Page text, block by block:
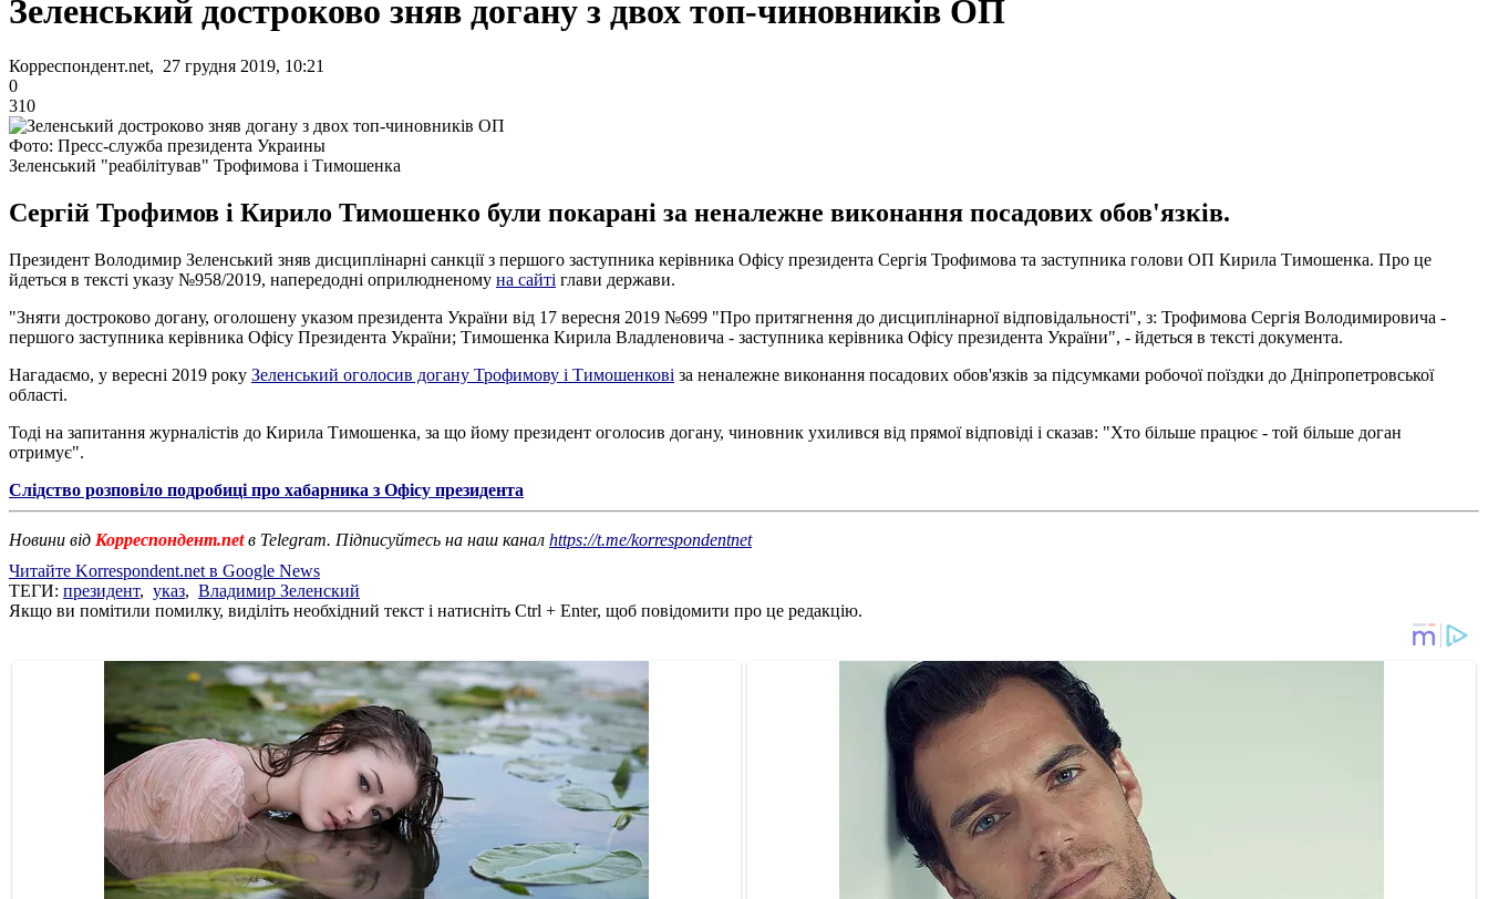
Зеленський достроково зняв догану з двох топ-чиновників ОП
Корреспондент.net, 27 грудня 2019, 10:21
0
310
Фото: Пресс-служба президента Украины
Зеленський "реабілітував" Трофимова і Тимошенка
Сергій Трофимов і Кирило Тимошенко були покарані за неналежне виконання посадових обов'язків.
Президент Володимир Зеленський зняв дисциплінарні санкції з першого заступника керівника Офісу президента Сергія Трофимова та заступника голови ОП Кирила Тимошенка. Про це
йдеться в тексті указу №958/2019, напередодні оприлюдненому на сайті глави держави.
"Зняти достроково догану, оголошену указом президента України від 17 вересня 2019 №699 "Про притягнення до дисциплінарної відповідальності", з: Трофимова Сергія Володимировича -
першого заступника керівника Офісу Президента України; Тимошенка Кирила Владленовича - заступника керівника Офісу президента України", - йдеться в тексті документа.
Нагадаємо, у вересні 2019 року Зеленський оголосив догану Трофимову і Тимошенкові за неналежне виконання посадових обов'язків за підсумками робочої поїздки до Дніпропетровської
області.
Тоді на запитання журналістів до Кирила Тимошенка, за що йому президент оголосив догану, чиновник ухилився від прямої відповіді і сказав: "Хто більше працює - той більше доган
отримує".
Слідство розповіло подробиці про хабарника з Офісу президента
Новини від Корреспондент.netв Telegram. Підписуйтесь на наш канал https://t.me/korrespondentnet
Читайте Korrespondent.net в Google News
ТЕГИ: президент, указ, Владимир Зеленский
Якщо ви помітили помилку, виділіть необхідний текст і натисніть Ctrl + Enter, щоб повідомити про це редакцію.